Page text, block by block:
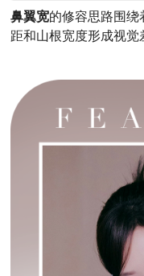
鼻翼宽的修容思路围绕
距和山根宽度形成视觉